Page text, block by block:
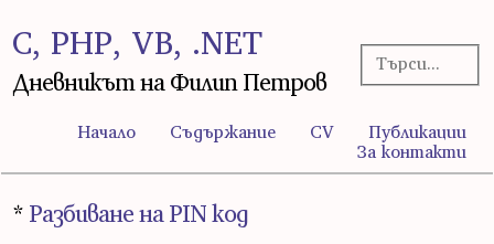
C, PHP, VB, .NET
Дневникът на Филип Петров
Начало Съдържание CV
Публикации
За контакти
* Разбиване на PIN код